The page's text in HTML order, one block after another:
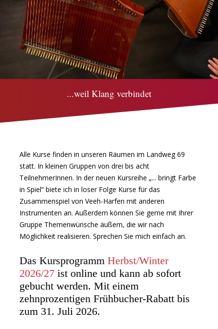
...weil Klang verbindet
Alle Kurse finden in unseren Räumen im Landweg 69
statt. In kleinen Gruppen von drei bis acht
TeilnehmerInnen. In der neuen Kursreihe „... bringt Farbe
in Spiel“ biete ich in loser Folge Kurse für das
Zusammenspiel von Veeh-Harfen mit anderen
Instrumenten an. Außerdem können Sie gerne mit Ihrer
Gruppe Themenwünsche äußern, die wir nach
Möglichkeit realisieren. Sprechen Sie mich einfach an.
Das Kursprogramm Herbst/Winter
2026/27 ist online und kann ab sofort
gebucht werden. Mit einem
zehnprozentigen Frühbucher-Rabatt bis
zum 31. Juli 2026.